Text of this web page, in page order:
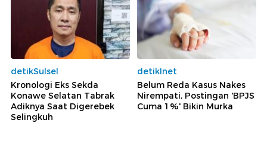
detikSulsel
Kronologi Eks Sekda
Konawe Selatan Tabrak
Adiknya Saat Digerebek
Selingkuh
detikInet
Belum Reda Kasus Nakes
Nirempati, Postingan 'BPJS
Cuma 1%' Bikin Murka